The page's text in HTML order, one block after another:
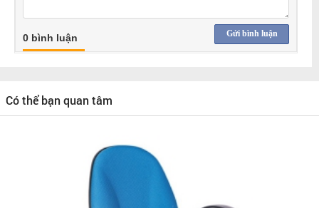
Gửi bình luận
0 bình luận
Có thể bạn quan tâm